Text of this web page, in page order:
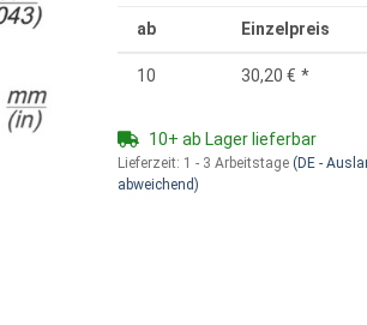
ab Einzelpreis
10 30,20 € *
10+ ab Lager lieferbar
Lieferzeit: 1 - 3 Arbeitstage (DE -
abweichend)